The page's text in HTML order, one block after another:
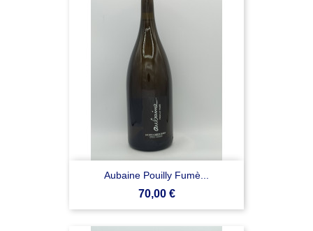
Aubaine Pouilly Fumè...
Prezzo
70,00 €